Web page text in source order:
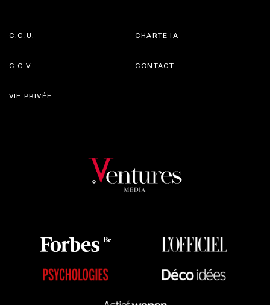
C.G.U.
C.G.V.
CHARTE IA
CONTACT
VIE PRIVÉE